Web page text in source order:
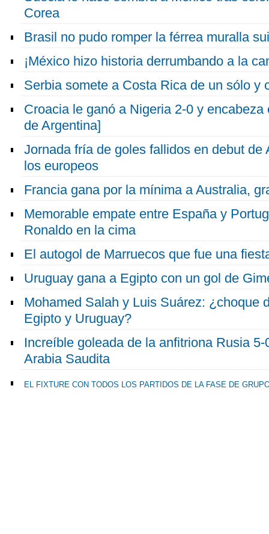
Corea
Brasil no pudo romper la férrea muralla
¡México hizo historia derrumbando a la
Serbia somete a Costa Rica de un sólo y
Croacia le ganó a Nigeria 2-0 y
de Argentina]
Jornada fría de goles fallidos en debut de
los europeos
Francia gana por la mínima a Australia,
Memorable empate entre España y
Ronaldo en la cima
El autogol de Marruecos que fue una
Uruguay gana a Egipto con un gol de
Mohamed Salah y Luis Suárez: ¿choque
Egipto y Uruguay?
Increíble goleada de la anfitriona Rusia
Arabia Saudita
EL FIXTURE CON TODOS LOS PARTIDOS DE LA FASE DE